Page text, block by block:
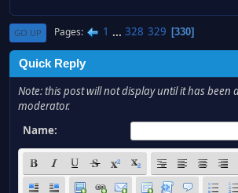
GO UP Pages 1 ... 328 329 330
Quick Reply
Note: this post will not display until it has been
moderator.
Name: